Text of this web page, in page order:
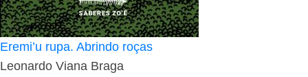
Eremi’u rupa. Abrindo roças
Leonardo Viana Braga